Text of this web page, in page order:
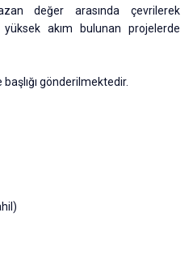
değer arasında çevrilerek
akım bulunan projelerde
gönderilmektedir.